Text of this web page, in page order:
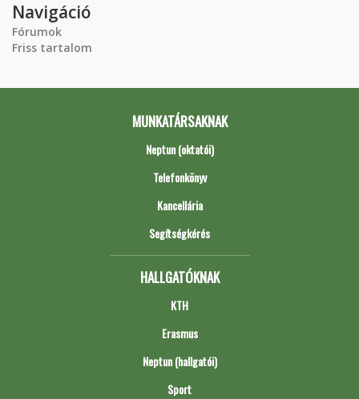
Navigáció
Fórumok
Friss tartalom
MUNKATÁRSAKNAK
Neptun (oktatói)
Telefonkönyv
Kancellária
Segítségkérés
HALLGATÓKNAK
KTH
Erasmus
Neptun (hallgatói)
Sport